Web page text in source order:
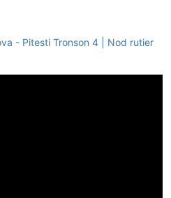
- Pitesti Tronson 4 | Nod rutier